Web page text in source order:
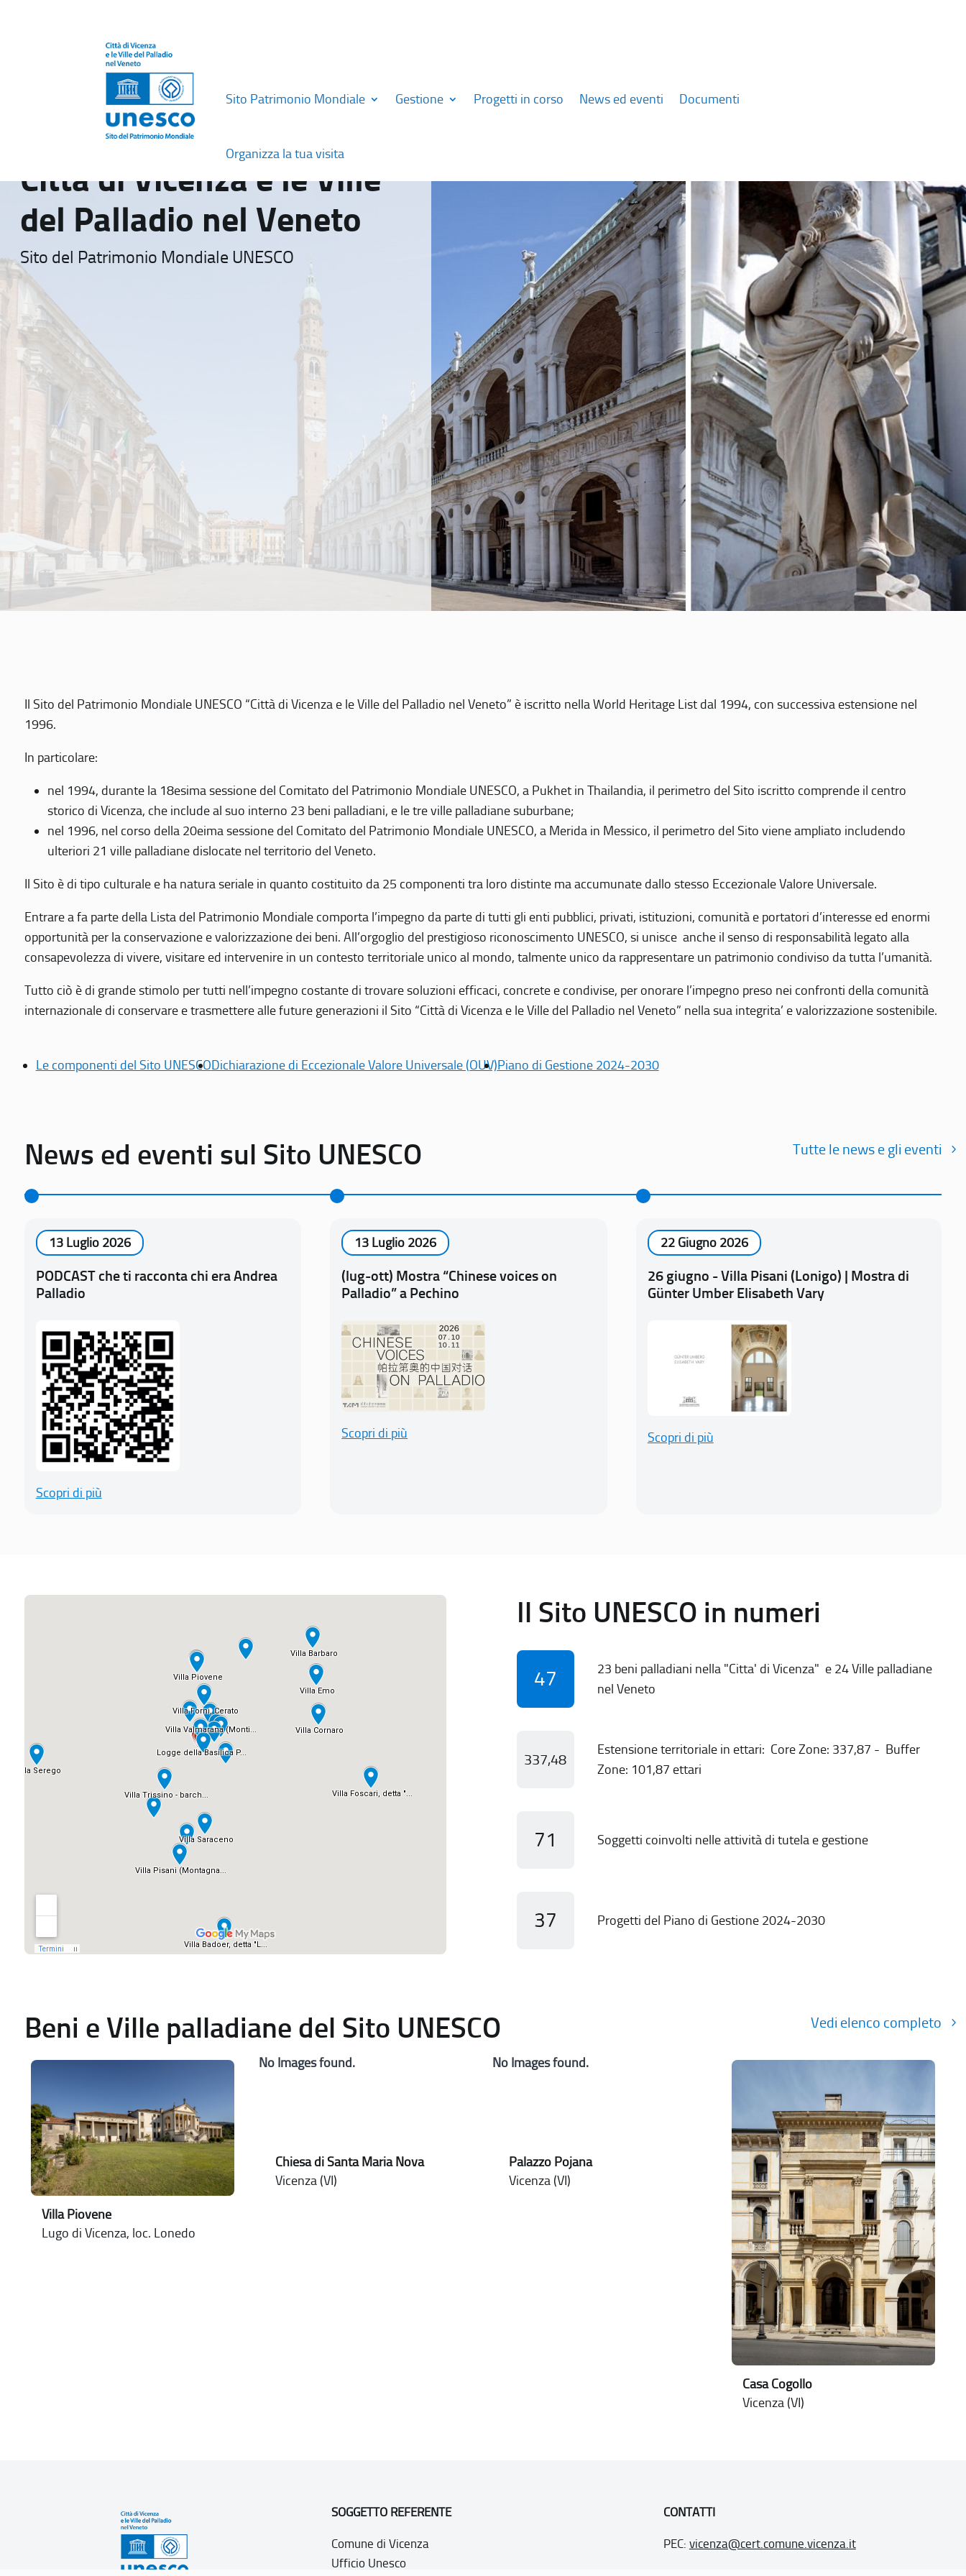
Sito Patrimonio Mondiale Gestione Progetti in corso News ed eventi Documenti
Organizza la tua visita
Città di Vicenza e le Ville
del Palladio nel Veneto
Sito del Patrimonio Mondiale UNESCO
Il Sito del Patrimonio Mondiale UNESCO “Città di Vicenza e le Ville del Palladio nel Veneto” è iscritto nella World Heritage List dal 1994, con successiva estensione nel
1996.
In particolare:
nel 1994, durante la 18esima sessione del Comitato del Patrimonio Mondiale UNESCO, a Pukhet in Thailandia, il perimetro del Sito iscritto comprende il centro
storico di Vicenza, che include al suo interno 23 beni palladiani, e le tre ville palladiane suburbane;
nel 1996, nel corso della 20eima sessione del Comitato del Patrimonio Mondiale UNESCO, a Merida in Messico, il perimetro del Sito viene ampliato includendo
ulteriori 21 ville palladiane dislocate nel territorio del Veneto.
Il Sito è di tipo culturale e ha natura seriale in quanto costituito da 25 componenti tra loro distinte ma accumunate dallo stesso Eccezionale Valore Universale.
Entrare a fa parte della Lista del Patrimonio Mondiale comporta l’impegno da parte di tutti gli enti pubblici, privati, istituzioni, comunità e portatori d’interesse ed enormi
opportunità per la conservazione e valorizzazione dei beni. All’orgoglio del prestigioso riconoscimento UNESCO, si unisce anche il senso di responsabilità legato alla
consapevolezza di vivere, visitare ed intervenire in un contesto territoriale unico al mondo, talmente unico da rappresentare un patrimonio condiviso da tutta l’umanità.
Tutto ciò è di grande stimolo per tutti nell’impegno costante di trovare soluzioni efficaci, concrete e condivise, per onorare l’impegno preso nei confronti della comunità
internazionale di conservare e trasmettere alle future generazioni il Sito “Città di Vicenza e le Ville del Palladio nel Veneto” nella sua integrita’ e valorizzazione sostenibile.
Le componenti del Sito UNESCODichiarazione di Eccezionale Valore Universale (OUV)Piano di Gestione 2024-2030
News ed eventi sul Sito UNESCO Tutte le news e gli eventi
13 Luglio 2026
PODCAST che ti racconta chi era Andrea
Palladio
Scopri di più
13 Luglio 2026
(lug-ott) Mostra “Chinese voices on
Palladio” a Pechino
Scopri di più
22 Giugno 2026
26 giugno - Villa Pisani (Lonigo) | Mostra di
Günter Umber Elisabeth Vary
Scopri di più
Il Sito UNESCO in numeri
47
23 beni palladiani nella "Citta' di Vicenza" e 24 Ville palladiane
nel Veneto
337,48
Estensione territoriale in ettari: Core Zone: 337,87 - Buffer
Zone: 101,87 ettari
71 Soggetti coinvolti nelle attività di tutela e gestione
37 Progetti del Piano di Gestione 2024-2030
Beni e Ville palladiane del Sito UNESCO Vedi elenco completo
Villa Piovene
Lugo di Vicenza, loc. Lonedo
No Images found.
Chiesa di Santa Maria Nova
Vicenza (VI)
No Images found.
Palazzo Pojana
Vicenza (VI)
Casa Cogollo
Vicenza (VI)
SOGGETTO REFERENTE
Comune di Vicenza
Ufficio Unesco
CONTATTI
PEC: vicenza@cert.comune.vicenza.it